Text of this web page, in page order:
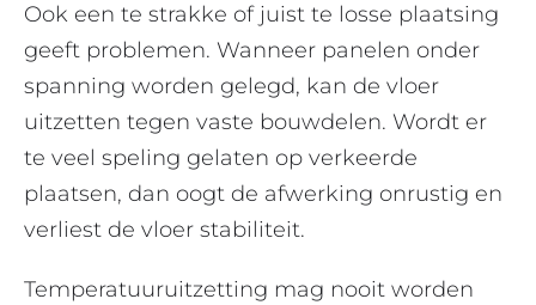
Ook een te strakke of juist te losse plaatsing
geeft problemen. Wanneer panelen onder
spanning worden gelegd, kan de vloer
uitzetten tegen vaste bouwdelen. Wordt er
te veel speling gelaten op verkeerde
plaatsen, dan oogt de afwerking onrustig en
verliest de vloer stabiliteit.
Temperatuuruitzetting mag nooit worden